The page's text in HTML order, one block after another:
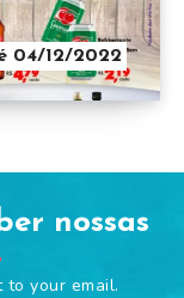
04/12/2022
nossas
your email.